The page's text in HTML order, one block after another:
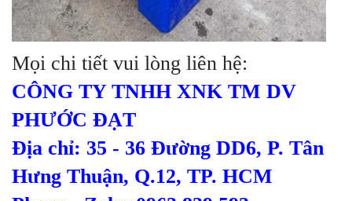
Mọi chi tiết vui lòng liên hệ:
CÔNG TY TNHH XNK TM DV
PHƯỚC ĐẠT
Địa chỉ: 35 - 36 Đường DD6, P. Tân
Hưng Thuận, Q.12, TP. HCM